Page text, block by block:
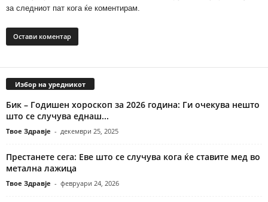
за следниот пат кога ќе коментирам.
Избор на уредникот
Бик – Годишен хороскоп за 2026 година: Ги очекува нешто
што се случува еднаш...
Твое Здравје - декември 25, 2025
Престанете сега: Еве што се случува кога ќе ставите мед во
метална лажица
Твое Здравје - февруари 24, 2026